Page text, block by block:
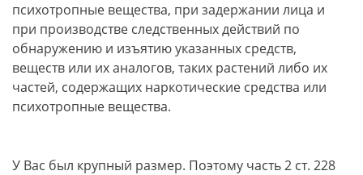
психотропные вещества, при задержании лица и
при производстве следственных действий по
обнаружению и изъятию указанных средств,
веществ или их аналогов, таких растений либо их
частей, содержащих наркотические средства или
психотропные вещества.
У Вас был крупный размер. Поэтому часть 2 ст. 228